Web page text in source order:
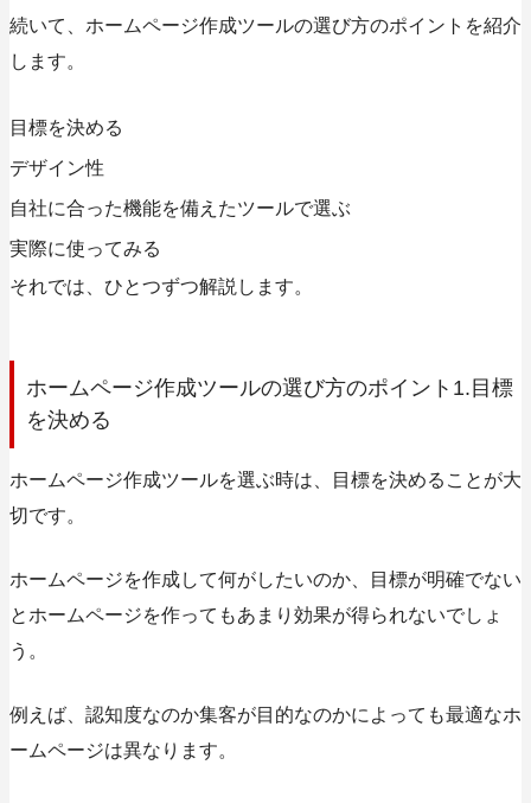
続いて、ホームページ作成ツールの選び方のポイントを紹介
します。
目標を決める
デザイン性
自社に合った機能を備えたツールで選ぶ
実際に使ってみる
それでは、ひとつずつ解説します。
ホームページ作成ツールの選び方のポイント1.目標
を決める
ホームページ作成ツールを選ぶ時は、目標を決めることが大
切です。
ホームページを作成して何がしたいのか、目標が明確でない
とホームページを作ってもあまり効果が得られないでしょ
う。
例えば、認知度なのか集客が目的なのかによっても最適なホ
ームページは異なります。